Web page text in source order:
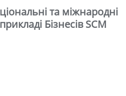
та міжнародні
Бізнесів SCM